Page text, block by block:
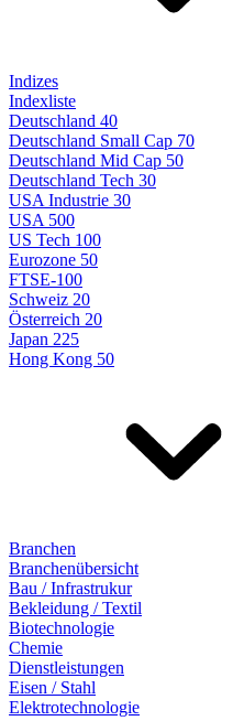
Indizes
Indexliste
Deutschland 40
Deutschland Small Cap 70
Deutschland Mid Cap 50
Deutschland Tech 30
USA Industrie 30
USA 500
US Tech 100
Eurozone 50
FTSE-100
Schweiz 20
Österreich 20
Japan 225
Hong Kong 50
Branchen
Branchenübersicht
Bau / Infrastrukur
Bekleidung / Textil
Biotechnologie
Chemie
Dienstleistungen
Eisen / Stahl
Elektrotechnologie